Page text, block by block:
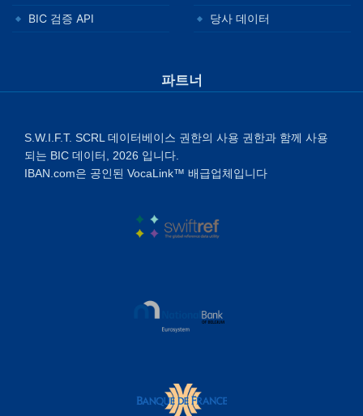
BIC 검증 API
당사 데이터
파트너
S.W.I.F.T. SCRL 데이터베이스 권한의 사용 권한과 함께 사용
되는 BIC 데이터, 2026 입니다.
IBAN.com은 공인된 VocaLink™ 배급업체입니다